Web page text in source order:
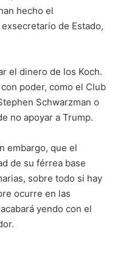
hecho el
de Estado,
el dinero de los Koch.
poder, como el Club
Schwarzman o
no apoyar a Trump.
embargo, que el
de su férrea base
sobre todo si hay
ocurre en las
yendo con el